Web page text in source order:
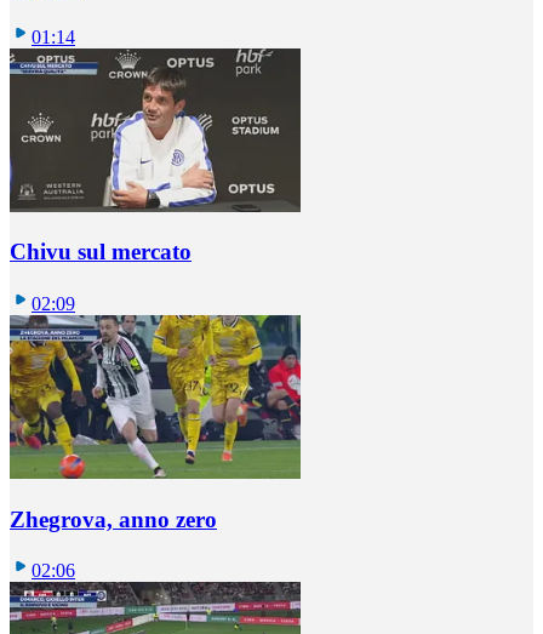
01:14
Chivu sul mercato
02:09
Zhegrova, anno zero
02:06